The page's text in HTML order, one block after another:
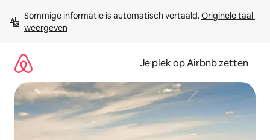
direct
naar
Sommige informatie is automatisch vertaald. Originele taal
weergeven
Je plek op Airbnb zetten